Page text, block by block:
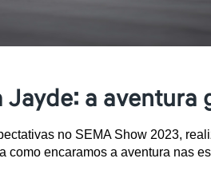
Jayde: a
no SEMA Show 2023,
como encaramos a aventura nas